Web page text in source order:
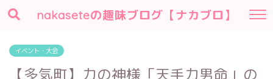
nakaseteの趣味ブログ【ナカブロ】
イベント・大会
【多気町】力の神様「天手力男命」の